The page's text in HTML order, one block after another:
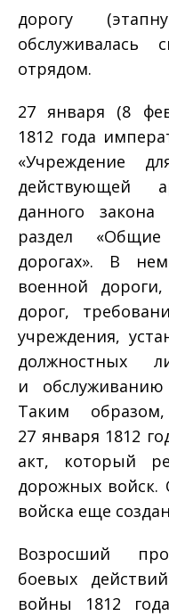
дорогу
обслуживалась
отрядом.
27 января (8
1812 года
«Учреждение
действующей
данного закона
раздел
дорогах». В
военной
дорог,
учреждения,
должностных
и
Таким
27 января 1812
акт, который
дорожных войск.
войска еще
Возросший
боевых
войны 1812